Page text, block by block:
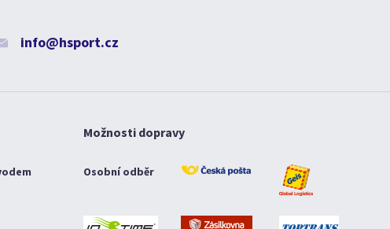
info@hsport.cz
Možnosti dopravy
Osobní odběr